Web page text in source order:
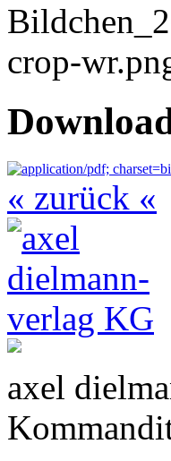
« zurück «
axel